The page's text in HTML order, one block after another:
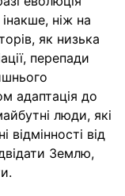
ніж на
як низька
перепади
адаптація до
люди, які
від
Землю,